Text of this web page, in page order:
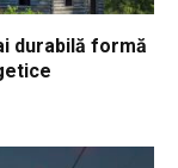
durabilă formă